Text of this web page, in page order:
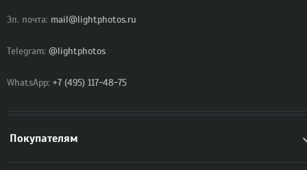
Эл. почта: mail@lightphotos.ru
Telegram: @lightphotos
WhatsApp: +7 (495) 117-48-75
Покупателям